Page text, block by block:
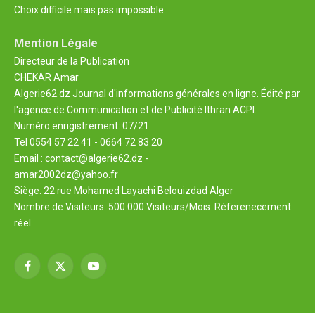
Choix difficile mais pas impossible.
Mention Légale
Directeur de la Publication
CHEKAR Amar
Algerie62.dz Journal d'informations générales en ligne. Édité par
l'agence de Communication et de Publicité Ithran ACPI.
Numéro enrigistrement: 07/21
Tel 0554 57 22 41 - 0664 72 83 20
Email : contact@algerie62.dz -
amar2002dz@yahoo.fr
Siège: 22 rue Mohamed Layachi Belouizdad Alger
Nombre de Visiteurs: 500.000 Visiteurs/Mois. Réferenecement
réel
Facebook
X
YouTube